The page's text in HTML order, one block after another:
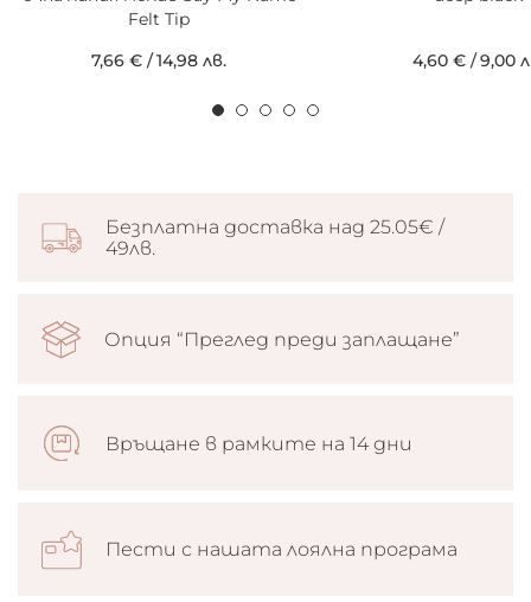
Felt Tip
7,66 € /14,98 лв. 4,60 €/9,00
Безплатна доставка над 25.05€ /
49лв.
Опция “Преглед преди заплащане”
Връщане в рамките на 14 дни
Пести с нашата лоялна програма